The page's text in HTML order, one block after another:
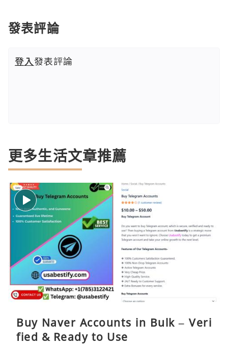
發表評論
登入發表評論
更多生活文章推薦
Buy Naver Accounts in Bulk – Veri
fied & Ready to Use